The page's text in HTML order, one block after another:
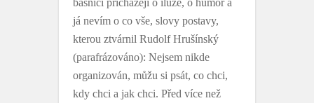
já nevím o co vše, slovy postavy,
kterou ztvárnil Rudolf Hrušínský
(parafrázováno): Nejsem nikde
organizován, můžu si psát, co chci,
kdy chci a jak chci. Před více než